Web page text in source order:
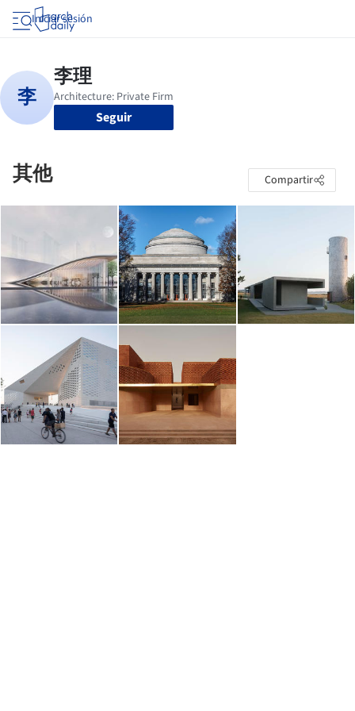
Iniciar sesión
Seguir
其他 Compartir